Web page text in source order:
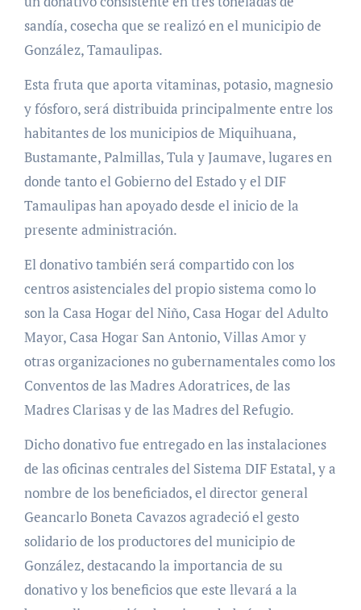
sandía, cosecha que se realizó en el municipio de
González, Tamaulipas.
Esta fruta que aporta vitaminas, potasio, magnesio
y fósforo, será distribuida principalmente entre los
habitantes de los municipios de Miquihuana,
Bustamante, Palmillas, Tula y Jaumave, lugares en
donde tanto el Gobierno del Estado y el DIF
Tamaulipas han apoyado desde el inicio de la
presente administración.
El donativo también será compartido con los
centros asistenciales del propio sistema como lo
son la Casa Hogar del Niño, Casa Hogar del Adulto
Mayor, Casa Hogar San Antonio, Villas Amor y
otras organizaciones no gubernamentales como los
Conventos de las Madres Adoratrices, de las
Madres Clarisas y de las Madres del Refugio.
Dicho donativo fue entregado en las instalaciones
de las oficinas centrales del Sistema DIF Estatal, y a
nombre de los beneficiados, el director general
Geancarlo Boneta Cavazos agradeció el gesto
solidario de los productores del municipio de
González, destacando la importancia de su
donativo y los beneficios que este llevará a la